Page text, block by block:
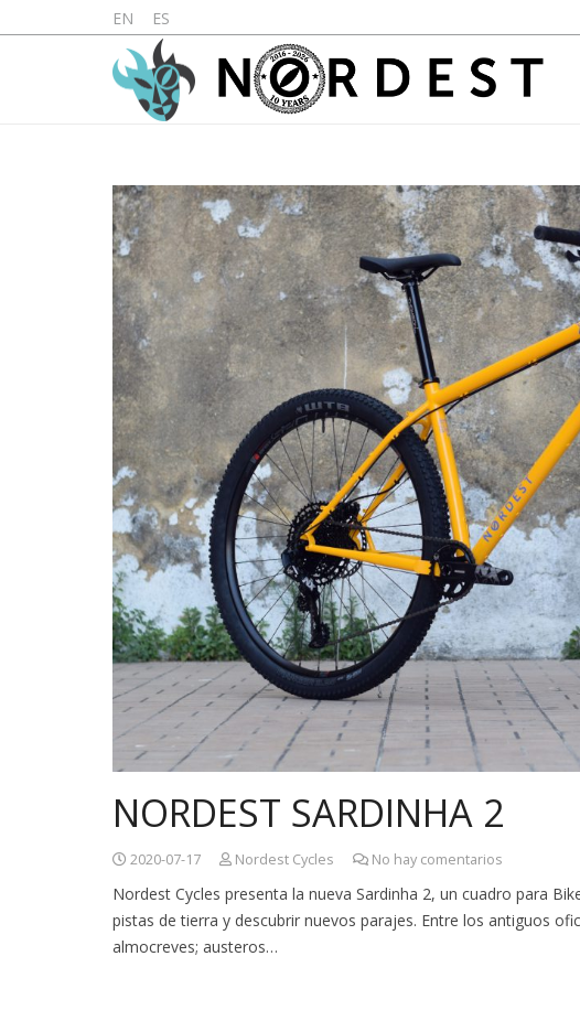
EN ES
NORDEST SARDINHA 2
2020-07-17 Nordest Cycles No hay comentarios
Nordest Cycles presenta la nueva Sardinha 2, un cuadro para
pistas de tierra y descubrir nuevos parajes. Entre los antiguos
almocreves; austeros…